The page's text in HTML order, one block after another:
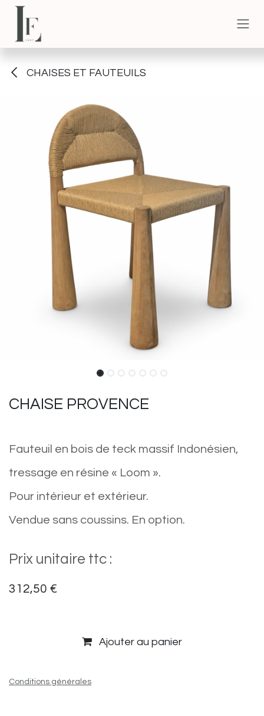
Se rendre au contenu
CHAISES ET FAUTEUILS
CHAISE PROVENCE
Fauteuil en bois de teck massif Indonésien,
tressage en résine « Loom ».
Pour intérieur et extérieur.
Vendue sans coussins. En option.
Prix unitaire ttc :
312,50 €
Ajouter au panier
Conditions générales